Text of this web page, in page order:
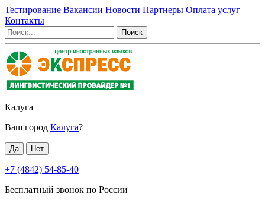
Тестирование Вакансии Новости Партнеры Оплата услуг
Контакты
Калуга
Ваш город Калуга?
+7 (4842) 54-85-40
Бесплатный звонок по России